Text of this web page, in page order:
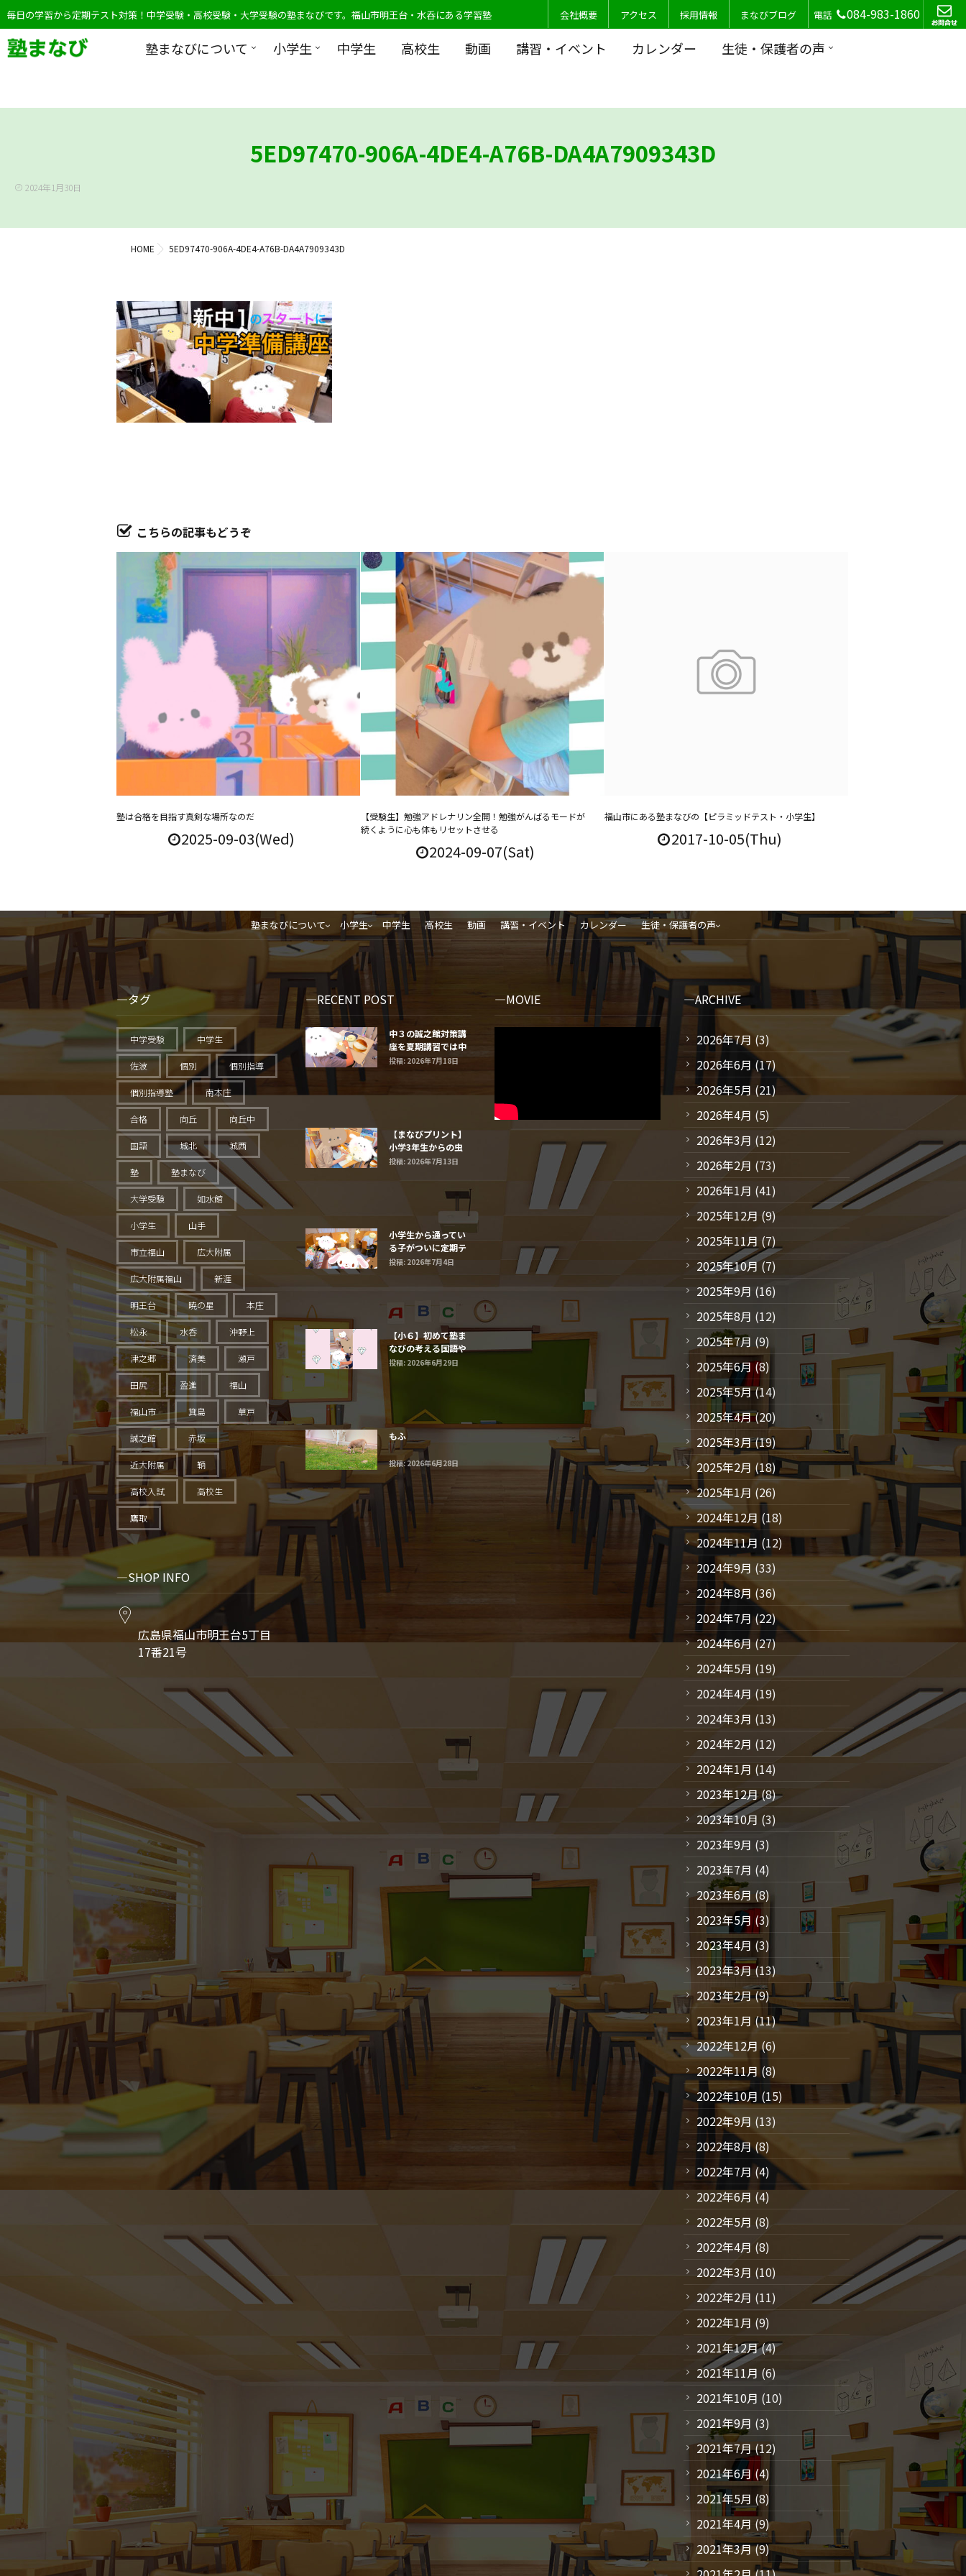
毎日の学習から定期テスト対策！中学受験・高校受験・大学受験の塾まなびです。福山市明王台・水呑にある学習塾 会社概要 アクセス 採用情報 まなびブログ 電話 084-983-1860
塾まなびについて 小学生 中学生 高校生 動画 講習・イベント カレンダー 生徒・保護者の声
5ED97470-906A-4DE4-A76B-DA4A7909343D
2024年1月30日
HOME 5ED97470-906A-4DE4-A76B-DA4A7909343D
こちらの記事もどうぞ
塾は合格を目指す真剣な場所なのだ
2025-09-03(Wed)
【受験生】勉強アドレナリン全開！勉強がんばるモードが
続くように心も体もリセットさせる
2024-09-07(Sat)
福山市にある塾まなびの【ピラミッドテスト・小学生】
2017-10-05(Thu)
塾まなびについて 小学生 中学生 高校生 動画 講習・イベント カレンダー 生徒・保護者の声
タグ
中学受験 中学生
佐波 個別 個別指導
個別指導塾 南本庄
合格 向丘 向丘中
国語 城北 城西
塾 塾まなび
大学受験 如水館
小学生 山手
市立福山 広大附属
広大附属福山 新涯
明王台 暁の星 本庄
松永 水呑 沖野上
津之郷 済美 瀬戸
田尻 盈進 福山
福山市 箕島 草戸
誠之館 赤坂
近大附属 鞆
高校入試 高校生
鷹取
SHOP INFO
広島県福山市明王台5丁目
17番21号
RECENT POST
中３の誠之館対策講
座を夏期講習では中
学２年生と１年生に
投稿: 2026年7月18日
【まなびプリント】
小学3年生からの虫
食い算
投稿: 2026年7月13日
小学生から通ってい
る子がついに定期テ
ストで最高得点だ
投稿: 2026年7月4日
【小６】初めて塾ま
なびの考える国語や
まなび算数に触れる
子たち
投稿: 2026年6月29日
もふ
投稿: 2026年6月28日
MOVIE ARCHIVE
2026年7月 (3)
2026年6月 (17)
2026年5月 (21)
2026年4月 (5)
2026年3月 (12)
2026年2月 (73)
2026年1月 (41)
2025年12月 (9)
2025年11月 (7)
2025年10月(7)
2025年9月 (16)
2025年8月 (12)
2025年7月 (9)
2025年6月(8)
2025年5月(14)
2025年4月(20)
2025年3月(19)
2025年2月 (18)
2025年1月 (26)
2024年12月 (18)
2024年11月 (12)
2024年9月 (33)
2024年8月 (36)
2024年7月(22)
2024年6月 (27)
2024年5月 (19)
2024年4月 (19)
2024年3月 (13)
2024年2月 (12)
2024年1月 (14)
2023年12月(8)
2023年10月 (3)
2023年9月 (3)
2023年7月 (4)
2023年6月 (8)
2023年5月(3)
2023年4月 (3)
2023年3月(13)
2023年2月(9)
2023年1月 (11)
2022年12月 (6)
2022年11月 (8)
2022年10月 (15)
2022年9月 (13)
2022年8月(8)
2022年7月 (4)
2022年6月 (4)
2022年5月 (8)
2022年4月 (8)
2022年3月 (10)
2022年2月 (11)
2022年1月 (9)
2021年12月(4)
2021年11月 (6)
2021年10月 (10)
2021年9月 (3)
2021年7月(12)
2021年6月(4)
2021年5月 (8)
2021年4月 (9)
2021年3月(9)